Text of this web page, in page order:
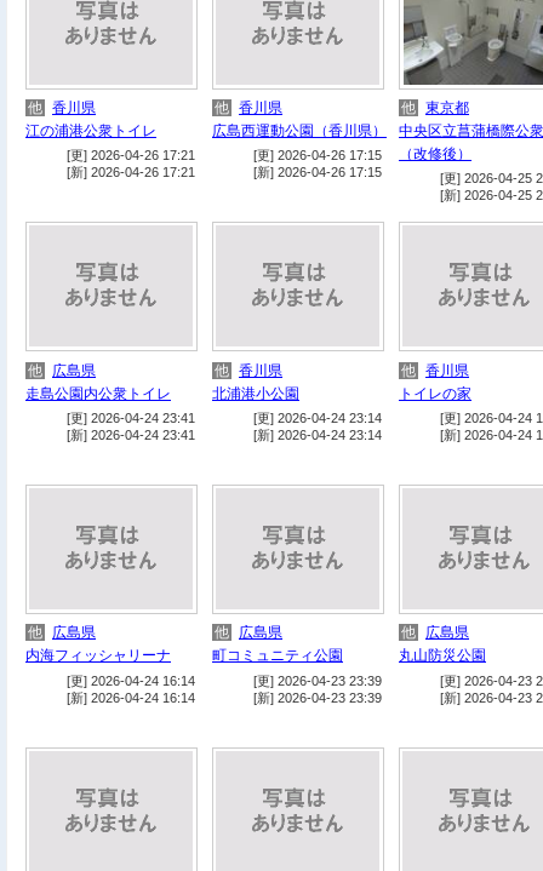
他 香川県
江の浦港公衆トイレ
[更] 2026-04-26 17:21
[新] 2026-04-26 17:21
他 香川県
広島西運動公園（香川県）
[更] 2026-04-26 17:15
[新] 2026-04-26 17:15
他 東京都
中央区立菖蒲橋際公
（改修後）
[更] 2026-04-25
[新] 2026-04-25
他
広島県
走島公園内公衆トイレ
[更] 2026-04-24 23:41
[新] 2026-04-24 23:41
他 香川県
北浦港小公園
[更] 2026-04-24 23:14
[新] 2026-04-24 23:14
他 香川県
トイレの家
[更] 2026-04-24
[新] 2026-04-24
他
広島県
内海フィッシャリーナ
[更] 2026-04-24 16:14
[新] 2026-04-24 16:14
他
広島県
町コミュニティ公園
[更] 2026-04-23 23:39
[新] 2026-04-23 23:39
他
広島県
丸山防災公園
[更] 2026-04-23
[新] 2026-04-23